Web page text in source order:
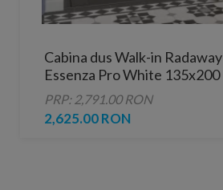
Cabina dus Walk-in Radaway
Essenza Pro White 135x200
cm
PRP: 2,791.00 RON
2,625.00 RON